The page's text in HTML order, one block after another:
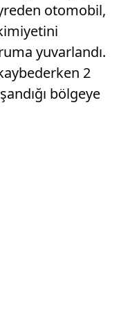
otomobil,
yuvarlandı.
2
bölgeye